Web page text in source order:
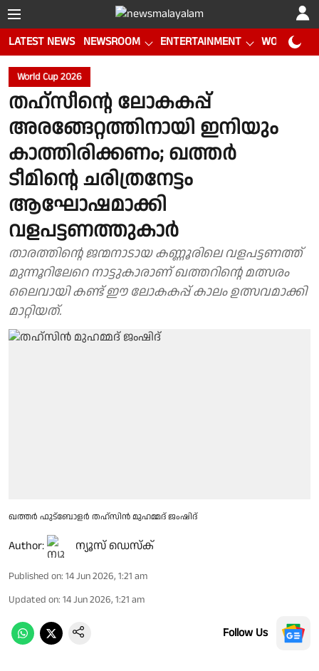
LATEST NEWS NEWSROOM ENTERTAINMENT WORLD CUP
World Cup 2026
തഹ്സീൻ്റെ ലോകകപ്പ്
അരങ്ങേറ്റത്തിനായി ഇനിയും
കാത്തിരിക്കണം; ഖത്തർ
ടീമിൻ്റെ ചരിത്രനേട്ടം
ആഘോഷമാക്കി
വളപട്ടണത്തുകാർ
താരത്തിൻ്റെ ജന്മനാടായ കണ്ണൂരിലെ വളപട്ടണത്ത്
മുന്നൂറിലേറെ നാട്ടുകാരാണ് ഖത്തറിൻ്റെ മത്സരം
ലൈവായി കണ്ട് ഈ ലോകകപ്പ് കാലം ഉത്സവമാക്കി
മാറ്റിയത്.
ഖത്തർ ഫുട്ബോളർ തഹ്‌സിൻ മുഹമ്മദ് ജംഷിദ്
Author: ന്യൂസ് ഡെസ്ക്
Published on: 14 Jun 2026, 1:21 am
Updated on: 14 Jun 2026, 1:21 am
Follow Us